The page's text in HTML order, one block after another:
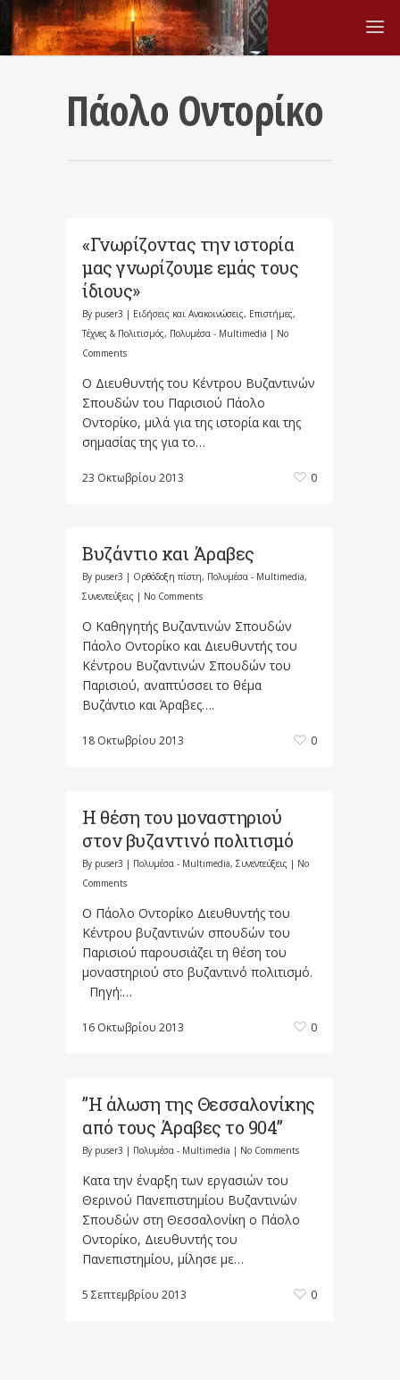
Πάολο Οντορίκο
«Γνωρίζοντας την ιστορία
μας γνωρίζουμε εμάς τους
ίδιους»
By puser3 | Ειδήσεις και Ανακοινώσεις, Επιστήμες,
Τέχνες & Πολιτισμός, Πολυμέσα - Multimedia | No
Comments
Ο Διευθυντής του Κέντρου Βυζαντινών
Σπουδών του Παρισιού Πάολο
Οντορίκο, μιλά για της ιστορία και της
σημασίας της για το…
23 Οκτωβρίου 2013 0
Βυζάντιο και Άραβες
By puser3 | Ορθόδοξη πίστη, Πολυμέσα - Multimedia,
Συνεντεύξεις | No Comments
Ο Καθηγητής Βυζαντινών Σπουδών
Πάολο Οντορίκο και Διευθυντής του
Κέντρου Βυζαντινών Σπουδών του
Παρισιού, αναπτύσσει το θέμα
Βυζάντιο και Άραβες….
18 Οκτωβρίου 2013 0
Η θέση του μοναστηριού
στον βυζαντινό πολιτισμό
By puser3 | Πολυμέσα - Multimedia, Συνεντεύξεις | No
Comments
O Πάολο Οντορίκο Διευθυντής του
Κέντρου βυζαντινών σπουδών του
Παρισιού παρουσιάζει τη θέση του
μοναστηριού στο βυζαντινό πολιτισμό.
Πηγή:…
16 Οκτωβρίου 2013 0
”Η άλωση της Θεσσαλονίκης
από τους Άραβες το 904”
By puser3 | Πολυμέσα - Multimedia | No Comments
Κατα την έναρξη των εργασιών του
Θερινού Πανεπιστημίου Βυζαντινών
Σπουδών στη Θεσσαλονίκη ο Πάολο
Οντορίκο, Διευθυντής του
Πανεπιστημίου, μίλησε με…
5 Σεπτεμβρίου 2013 0